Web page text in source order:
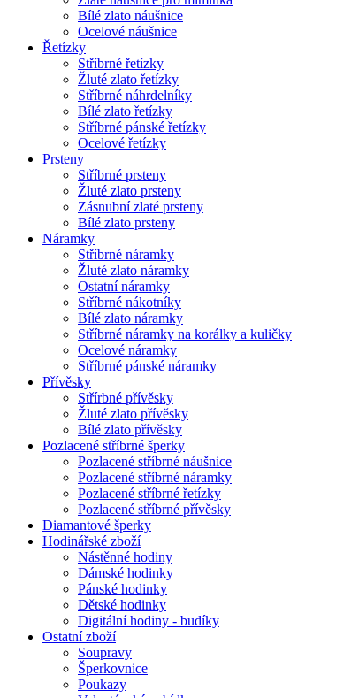
Bílé zlato náušnice
Ocelové náušnice
Řetízky
Stříbrné řetízky
Žluté zlato řetízky
Stříbrné náhrdelníky
Bílé zlato řetízky
Stříbrné pánské řetízky
Ocelové řetízky
Prsteny
Stříbrné prsteny
Žluté zlato prsteny
Zásnubní zlaté prsteny
Bílé zlato prsteny
Náramky
Stříbrné náramky
Žluté zlato náramky
Ostatní náramky
Stříbrné nákotníky
Bílé zlato náramky
Stříbrné náramky na korálky a kuličky
Ocelové náramky
Stříbrné pánské náramky
Přívěsky
Střírbné přívěsky
Žluté zlato přívěsky
Bílé zlato přívěsky
Pozlacené stříbrné šperky
Pozlacené stříbrné náušnice
Pozlacené stříbrné náramky
Pozlacené stříbrné řetízky
Pozlacené stříbrné přívěsky
Diamantové šperky
Hodinářské zboží
Nástěnné hodiny
Dámské hodinky
Pánské hodinky
Dětské hodinky
Digitální hodiny - budíky
Ostatní zboží
Soupravy
Šperkovnice
Poukazy